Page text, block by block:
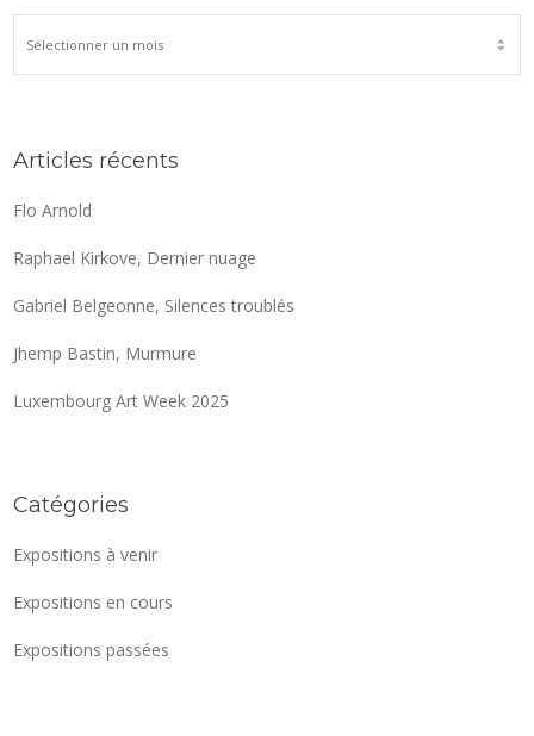
ARCHIVES
Articles récents
Flo Arnold
Raphael Kirkove, Dernier nuage
Gabriel Belgeonne, Silences troublés
Jhemp Bastin, Murmure
Luxembourg Art Week 2025
Catégories
Expositions à venir
Expositions en cours
Expositions passées